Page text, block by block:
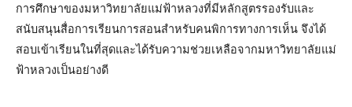
การศึกษาของมหาวิทยาลัยแม่ฟ้าหลวงที่มีหลักสูตรรองรับและ
สนับสนุนสื่อการเรียนการสอนสำหรับคนพิการทางการเห็น จึงได้
สอบเข้าเรียนในที่สุดและได้รับความช่วยเหลือจากมหาวิทยาลัยแม่
ฟ้าหลวงเป็นอย่างดี